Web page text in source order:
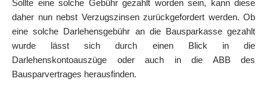
Sollte eine solche Gebühr gezahlt worden sein, kann diese
daher nun nebst Verzugszinsen zurückgefordert werden. Ob
eine solche Darlehensgebühr an die Bausparkasse gezahlt
wurde lässt sich durch einen Blick in die
Darlehenskontoauszüge oder auch in die ABB des
Bausparvertrages herausfinden.